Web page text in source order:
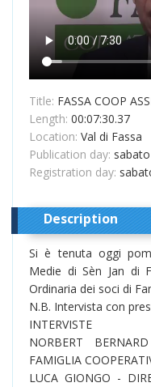
Title: FASSA COOP
Length: 00:07:30.37
Location: Val di Fassa
Publication day:
Registration day:
Description
Si è tenuta oggi
Medie di Sèn Jan di
Ordinaria dei soci di
N.B. Intervista con
INTERVISTE
NORBERT
FAMIGLIA
LUCA GIONGO -